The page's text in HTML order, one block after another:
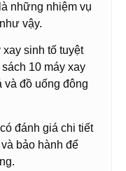
những nhiệm vụ
vậy.
sinh tố tuyệt
10 máy xay
và đồ uống đông
đánh giá chi tiết
bảo hành để